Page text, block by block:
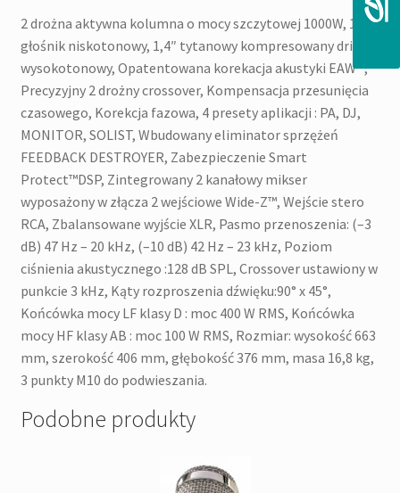
2 drożna aktywna kolumna o mocy szczytowej 1000W, 12″
głośnik niskotonowy, 1,4″ tytanowy kompresowany driver
wysokotonowy, Opatentowana korekacja akustyki EAW®,
Precyzyjny 2 drożny crossover, Kompensacja przesunięcia
czasowego, Korekcja fazowa, 4 presety aplikacji : PA, DJ,
MONITOR, SOLIST, Wbudowany eliminator sprzężeń
FEEDBACK DESTROYER, Zabezpieczenie Smart
Protect™DSP, Zintegrowany 2 kanałowy mikser
wyposażony w złącza 2 wejściowe Wide-Z™, Wejście stero
RCA, Zbalansowane wyjście XLR, Pasmo przenoszenia: (–3
dB) 47 Hz – 20 kHz, (–10 dB) 42 Hz – 23 kHz, Poziom
ciśnienia akustycznego :128 dB SPL, Crossover ustawiony w
punkcie 3 kHz, Kąty rozproszenia dźwięku:90° x 45°,
Końcówka mocy LF klasy D : moc 400 W RMS, Końcówka
mocy HF klasy AB : moc 100 W RMS, Rozmiar: wysokość 663
mm, szerokość 406 mm, głębokość 376 mm, masa 16,8 kg,
3 punkty M10 do podwieszania.
Podobne produkty